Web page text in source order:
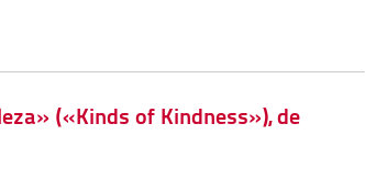
(«Kinds of Kindness»), de